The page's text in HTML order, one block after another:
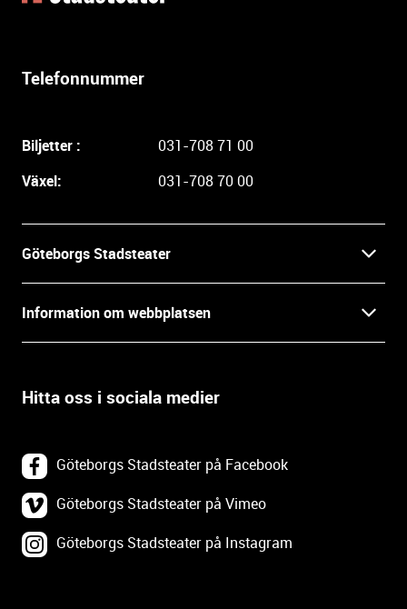
Telefonnummer
Biljetter :
031-708 71 00
Växel:
031-708 70 00
Göteborgs Stadsteater
Press
Öppettider
Backa Teater
Lediga tjänster
Information om webbplatsen
Villkor och integritet
Om webbplatsen
Tillgänglighetsredogörelse
Webbplatskarta
Hitta oss i sociala medier
Göteborgs Stadsteater på Facebook
Göteborgs Stadsteater på Vimeo
Göteborgs Stadsteater på Instagram